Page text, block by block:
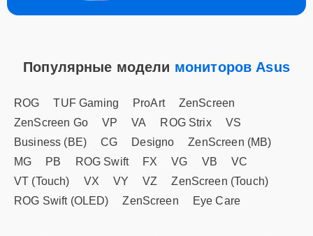
Популярные модели мониторов Asus
ROG TUF Gaming ProArt
ZenScreen
ZenScreen Go
VP VA ROG Strix
VS
Business (BE)
CG Designo
ZenScreen (MB)
MG
PB ROG Swift FX VG VB
VC
VT (Touch)
VX VY VZ
ZenScreen (Touch)
ROG Swift (OLED)
ZenScreen Eye Care